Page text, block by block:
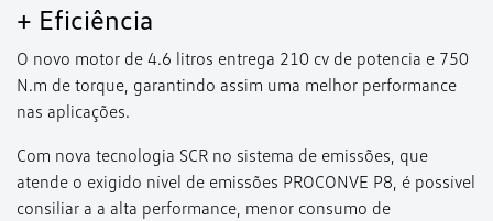
+ Eficiência
O novo motor de 4.6 litros entrega 210 cv de potencia e 750
N.m de torque, garantindo assim uma melhor performance
nas aplicações.
Com nova tecnologia SCR no sistema de emissões, que
atende o exigido nível de emissões PROCONVE P8, é possível
consiliar a a alta performance, menor consumo de